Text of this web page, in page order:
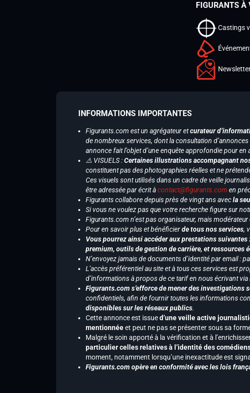
FIGURANTS À
Castings
INFORMATIONS IMPORTANTES
Figurants.com est un agrégateur etcurateur
de nombreux services, dont la consultation
annonce fait l’objet d’une enquête approfondie pour
⚠️ VISUELS :Certaines illustrations accompagnant
constituent pas des photographies réelles et ne
Ces visuels sont utilisés dans un cadre de veille
être adressée par écrit àcontact@figurants.com en
Figurants collabore depuis près de vingt ans avecla
Si vous ne voulez pas que votre recherche figure sur
Figurants.com n’est pas organisateur, mais
Pour en savoir plus et bénéficierde tous nos services,
Vous pourrez ainsi accéder aux prestations
premium, outils de gestion de carrière, et ressources
N’envoyez jamais de documents d’identité par email :
L’accès préférentiel au site et à tous ces services est
d’informations à propos de ce tarif en nous écrivant
Figurants.com s’efforce de mener des investigations
confidentiels, afin de fournir toutes les informations
disponibles sur les réseaux publics.
Cette annonce est issued’une veille active
mentionnéeet peut ne pas se présenter sous sa
Malgré le soin apporté à la vérification et à
particulier celles relatives à l’identité des
moment, notamment lorsqu’une inexactitude est
Figurants.com opère en conformité avec les lois